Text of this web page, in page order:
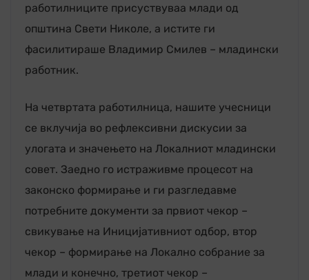
работилниците присуствуваа млади од
општина Свети Николе, а истите ги
фасилитираше Владимир Смилев – младински
работник.
На четвртата работилница, нашите учесници
се вклучија во рефлексивни дискусии за
улогата и значењето на Локалниот младински
совет. Заедно го истраживме процесот на
законско формирање и ги разгледавме
потребните документи за првиот чекор –
свикување на Иницијативниот одбор, втор
чекор – формирање на Локално собрание за
млади и конечно, третиот чекор –